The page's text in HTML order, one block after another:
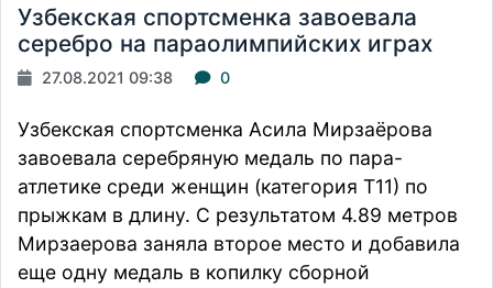
Узбекская спортсменка завоевала
серебро на параолимпийских играх
27.08.2021 09:38 0
Узбекская спортсменка Асила Мирзаëрова
завоевала серебряную медаль по пара-
атлетике среди женщин (категория Т11) по
прыжкам в длину. С результатом 4.89 метров
Мирзаерова заняла второе место и добавила
еще одну медаль в копилку сборной